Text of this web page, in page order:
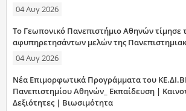
04 Αυγ 2026
Το Γεωπονικό Πανεπιστήμιο Αθηνών
αφυπηρετησάντων μελών της
04 Αυγ 2026
Νέα Επιμορφωτικά Προγράμματα του
Πανεπιστημίου Αθηνών_ Εκπαίδευση |
Δεξιότητες | Βιωσιμότητα